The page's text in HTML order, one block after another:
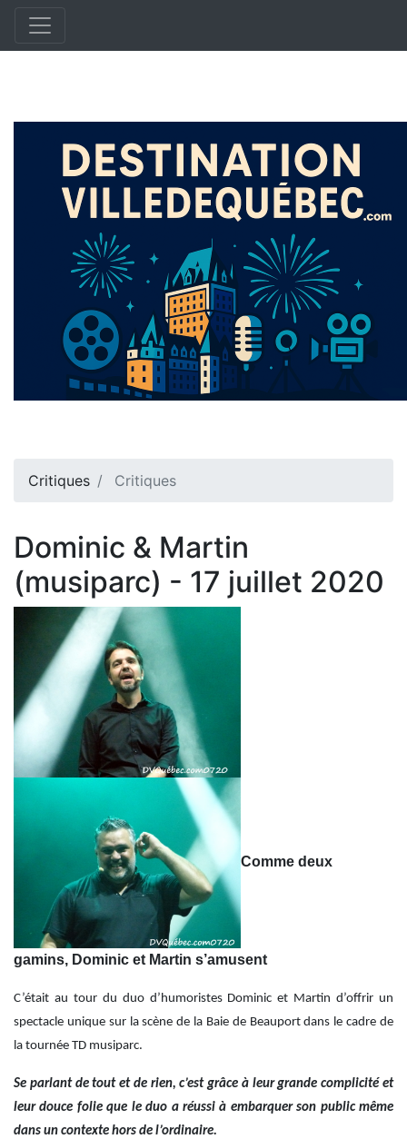
Critiques Critiques
Dominic & Martin
(musiparc) - 17 juillet 2020
Comme deux
gamins, Dominic et Martin s’amusent
C’était au tour du duo d’humoristes Dominic et Martin d’offrir un
spectacle unique sur la scène de la Baie de Beauport dans le cadre de
la tournée TD musiparc.
Se parlant de tout et de rien, c’est grâce à leur grande complicité et
leur douce folie que le duo a réussi à embarquer son public même
dans un contexte hors de l’ordinaire.